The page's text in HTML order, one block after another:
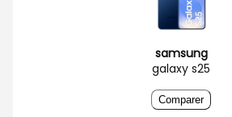
samsung
galaxy s25
Comparer